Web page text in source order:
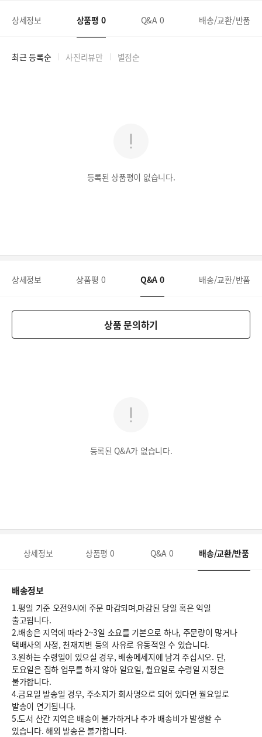
상세정보 상품평 0 Q&A 0 배송/교환/반품
최근 등록순 사진리뷰만 별점순
등록된 상품평이 없습니다.
상세정보 상품평 0 Q&A 0 배송/교환/반품
상품 문의하기
등록된 Q&A가 없습니다.
상세정보 상품평 0 Q&A 0 배송/교환/반품
배송정보
1.평일 기준 오전9시에 주문 마감되며,마감된 당일 혹은 익일
출고됩니다.
2.배송은 지역에 따라 2~3일 소요를 기본으로 하나, 주문량이 많거나
택배사의 사정, 천재지변 등의 사유로 유동적일 수 있습니다.
3.원하는 수령일이 있으실 경우, 배송메세지에 남겨 주십시오. 단,
토요일은 집하 업무를 하지 않아 일요일, 월요일로 수령일 지정은
불가합니다.
4.금요일 발송일 경우, 주소지가 회사명으로 되어 있다면 월요일로
발송이 연기됩니다.
5.도서 산간 지역은 배송이 불가하거나 추가 배송비가 발생할 수
있습니다. 해외 발송은 불가합니다.